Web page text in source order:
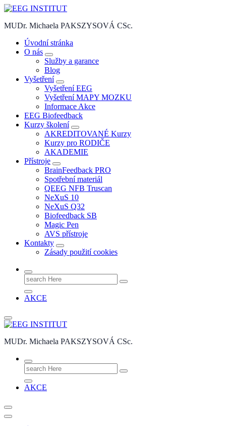
Skip
content
MUDr. Michaela PAKSZYSOVÁ CSc.
Úvodní stránka
O nás
Služby a garance
Blog
Vyšetření
Vyšetření EEG
Vyšetření MAPY MOZKU
Informace Akce
EEG Biofeedback
Kurzy školení
AKREDITOVANÉ Kurzy
Kurzy pro RODIČE
AKADEMIE
Přístroje
BrainFeedback PRO
Spotřební materiál
QEEG NFB Truscan
NeXuS 10
NeXuS Q32
Biofeedback SB
Magic Pen
AVS přístroje
Kontakty
Zásady použití cookies
Search
for:
AKCE
MUDr. Michaela PAKSZYSOVÁ CSc.
Search
for:
AKCE